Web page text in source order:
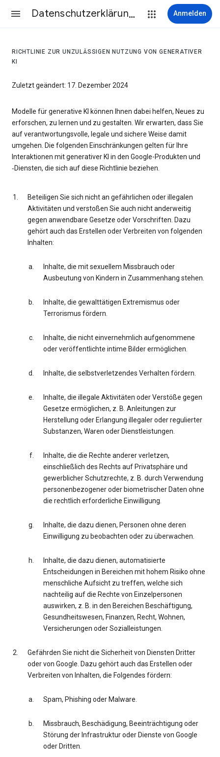
Datenschutzerklärung & Nutzungsbedingungen Anmelden
RICHTLINIE ZUR UNZULÄSSIGEN NUTZUNG VON GENERATIVER
KI
Zuletzt geändert: 17. Dezember 2024
Modelle für generative KI können Ihnen dabei helfen, Neues zu
erforschen, zu lernen und zu gestalten. Wir erwarten, dass Sie
auf verantwortungsvolle, legale und sichere Weise damit
umgehen. Die folgenden Einschränkungen gelten für Ihre
Interaktionen mit generativer KI in den Google-Produkten und
‑Diensten, die sich auf diese Richtlinie beziehen.
Beteiligen Sie sich nicht an gefährlichen oder illegalen
Aktivitäten und verstoßen Sie auch nicht anderweitig
gegen anwendbare Gesetze oder Vorschriften. Dazu
gehört auch das Erstellen oder Verbreiten von folgenden
Inhalten:
Inhalte, die mit sexuellem Missbrauch oder
Ausbeutung von Kindern in Zusammenhang stehen.
Inhalte, die gewalttätigen Extremismus oder
Terrorismus fördern.
Inhalte, die nicht einvernehmlich aufgenommene
oder veröffentlichte intime Bilder ermöglichen.
Inhalte, die selbstverletzendes Verhalten fördern.
Inhalte, die illegale Aktivitäten oder Verstöße gegen
Gesetze ermöglichen, z. B. Anleitungen zur
Herstellung oder Erlangung illegaler oder regulierter
Substanzen, Waren oder Dienstleistungen.
Inhalte, die die Rechte anderer verletzen,
einschließlich des Rechts auf Privatsphäre und
gewerblicher Schutzrechte, z. B. durch Verwendung
personenbezogener oder biometrischer Daten ohne
die rechtlich erforderliche Einwilligung.
Inhalte, die dazu dienen, Personen ohne deren
Einwilligung zu beobachten oder zu überwachen.
Inhalte, die dazu dienen, automatisierte
Entscheidungen in Bereichen mit hohem Risiko ohne
menschliche Aufsicht zu treffen, welche sich
nachteilig auf die Rechte von Einzelpersonen
auswirken, z. B. in den Bereichen Beschäftigung,
Gesundheitswesen, Finanzen, Recht, Wohnen,
Versicherungen oder Sozialleistungen.
Gefährden Sie nicht die Sicherheit von Diensten Dritter
oder von Google. Dazu gehört auch das Erstellen oder
Verbreiten von Inhalten, die Folgendes fördern:
Spam, Phishing oder Malware.
Missbrauch, Beschädigung, Beeinträchtigung oder
Störung der Infrastruktur oder Dienste von Google
oder Dritten.